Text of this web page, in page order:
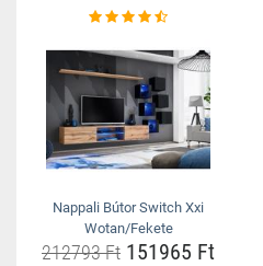
Nappali Bútor Switch Xxi
Wotan/Fekete
212793 Ft 151965 Ft